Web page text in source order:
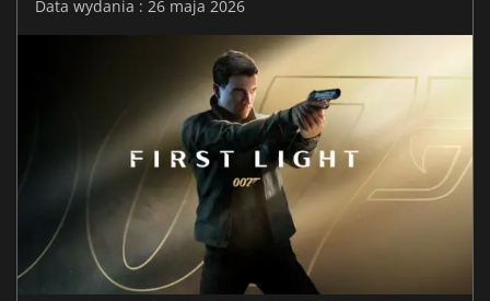
Data wydania : 26 maja 2026